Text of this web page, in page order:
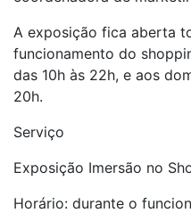
A exposição fica aberta
funcionamento do
das 10h às 22h, e aos
20h.
Serviço
Exposição Imersão no
Horário: durante o